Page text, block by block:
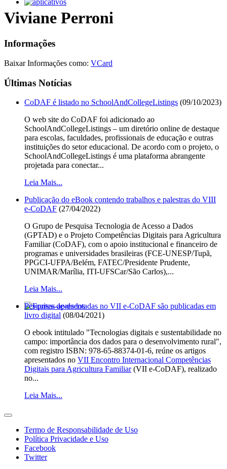
Viviane Perroni
Informações
Baixar Informações como: VCard
Últimas Notícias
CoDAF é listado no SchoolAndCollegeListings (09/10/2023)
O web site do CoDAF foi adicionado ao
SchoolAndCollegeListings – um diretório online de destaque
para escolas, faculdades, profissionais de educação e outras
instituições do setor educacional. De acordo com o projeto, o
SchoolAndCollegeListings é uma plataforma abrangente
projetada para conectar...
Leia Mais...
Publicação do eBook contendo trabalhos e palestras do VIII
e-CoDAF (27/04/2022)
O Grupo de Pesquisa Tecnologia de Acesso a Dados
(GPTAD) e o Projeto Competências Digitais para Agricultura
Familiar (CoDAF), com o apoio institucional e financeiro de
programas e universidades brasileiras (FCE-UNESP/Tupã,
PPGCI-UFPA/Belém, FATEC/Presidente Prudente,
UNIMAR/Marília, ITI-UFSCar/São Carlos),...
Leia Mais...
Pesquisas apresentadas no VII e-CoDAF são publicadas em
livro digital (08/04/2021)
O ebook intitulado "Tecnologias digitais e sustentabilidade no
campo: importância dos dados para o desenvolvimento rural",
com registro ISBN: 978-65-88374-01-6, reúne os artigos
apresentados no VII Encontro Internacional Competências
Digitais para Agricultura Familiar(VII e-CoDAF), realizado
no...
Leia Mais...
Termo de Responsabilidade de Uso
Política Privacidade e Uso
Facebook
Twitter